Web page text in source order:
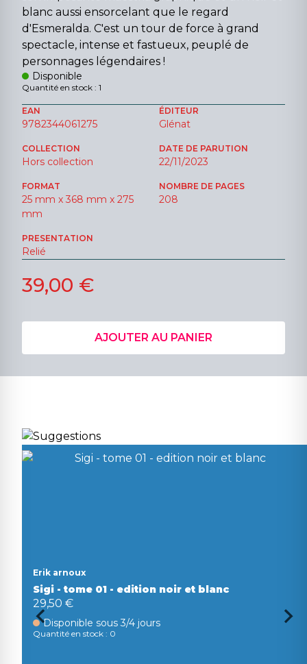
blanc aussi ensorcelant que le regard
d'Esmeralda. C'est un tour de force à grand
spectacle, intense et fastueux, peuplé de
personnages légendaires !
Disponible
Quantité en stock : 1
EAN
9782344061275
ÉDITEUR
Glénat
COLLECTION
Hors collection
DATE DE PARUTION
22/11/2023
FORMAT
25 mm x 368 mm x 275
mm
NOMBRE DE PAGES
208
PRESENTATION
Relié
39,00 €
AJOUTER AU PANIER
Erik arnoux
Sigi - tome 01 - edition noir et blanc
29,50 €
Disponible sous 3/4 jours
Quantité en stock : 0